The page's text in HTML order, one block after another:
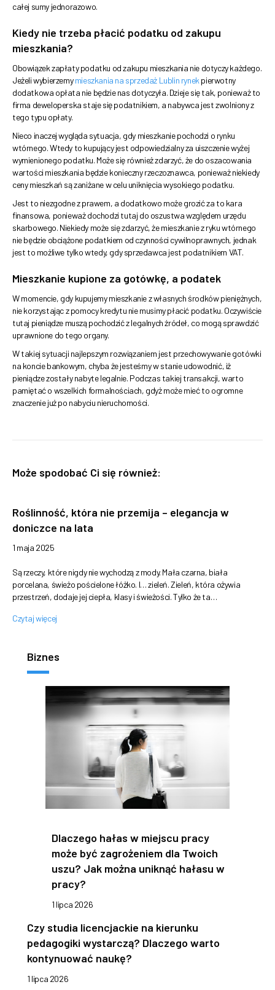
całej sumy jednorazowo.
Kiedy nie trzeba płacić podatku od zakupu
mieszkania?
Obowiązek zapłaty podatku od zakupu mieszkania nie dotyczy każdego.
Jeżeli wybierzemymieszkania na sprzedaż Lublin rynek pierwotny
dodatkowa opłata nie będzie nas dotyczyła. Dzieje się tak, ponieważ to
firma deweloperska staje się podatnikiem, a nabywca jest zwolniony z
tego typu opłaty.
Nieco inaczej wygląda sytuacja, gdy mieszkanie pochodzi o rynku
wtórnego. Wtedy to kupujący jest odpowiedzialny za uiszczenie wyżej
wymienionego podatku. Może się również zdarzyć, że do oszacowania
wartości mieszkania będzie konieczny rzeczoznawca, ponieważ niekiedy
ceny mieszkań są zaniżane w celu uniknięcia wysokiego podatku.
Jest to niezgodne z prawem, a dodatkowo może grozić za to kara
finansowa, ponieważ dochodzi tutaj do oszustwa względem urzędu
skarbowego. Niekiedy może się zdarzyć, że mieszkanie z ryku wtórnego
nie będzie obciążone podatkiem od czynności cywilnoprawnych, jednak
jest to możliwe tylko wtedy, gdy sprzedawca jest podatnikiem VAT.
Mieszkanie kupione za gotówkę, a podatek
W momencie, gdy kupujemy mieszkanie z własnych środków pieniężnych,
nie korzystając z pomocy kredytu nie musimy płacić podatku. Oczywiście
tutaj pieniądze muszą pochodzić z legalnych źródeł, co mogą sprawdzić
uprawnione do tego organy.
W takiej sytuacji najlepszym rozwiązaniem jest przechowywanie gotówki
na koncie bankowym, chyba że jesteśmy w stanie udowodnić, iż
pieniądze zostały nabyte legalnie. Podczas takiej transakcji, warto
pamiętać o wszelkich formalnościach, gdyż może mieć to ogromne
znaczenie już po nabyciu nieruchomości.
Może spodobać Ci się również:
Roślinność, która nie przemija – elegancja w
doniczce na lata
1 maja 2025
Są rzeczy, które nigdy nie wychodzą z mody. Mała czarna, biała
porcelana, świeżo pościelone łóżko. I… zieleń. Zieleń, która ożywia
przestrzeń, dodaje jej ciepła, klasy i świeżości. Tylko że ta…
Czytaj więcej
Biznes
Dlaczego hałas w miejscu pracy
może być zagrożeniem dla Twoich
uszu? Jak można uniknąć hałasu w
pracy?
1 lipca 2026
Czy studia licencjackie na kierunku
pedagogiki wystarczą? Dlaczego warto
kontynuować naukę?
1 lipca 2026